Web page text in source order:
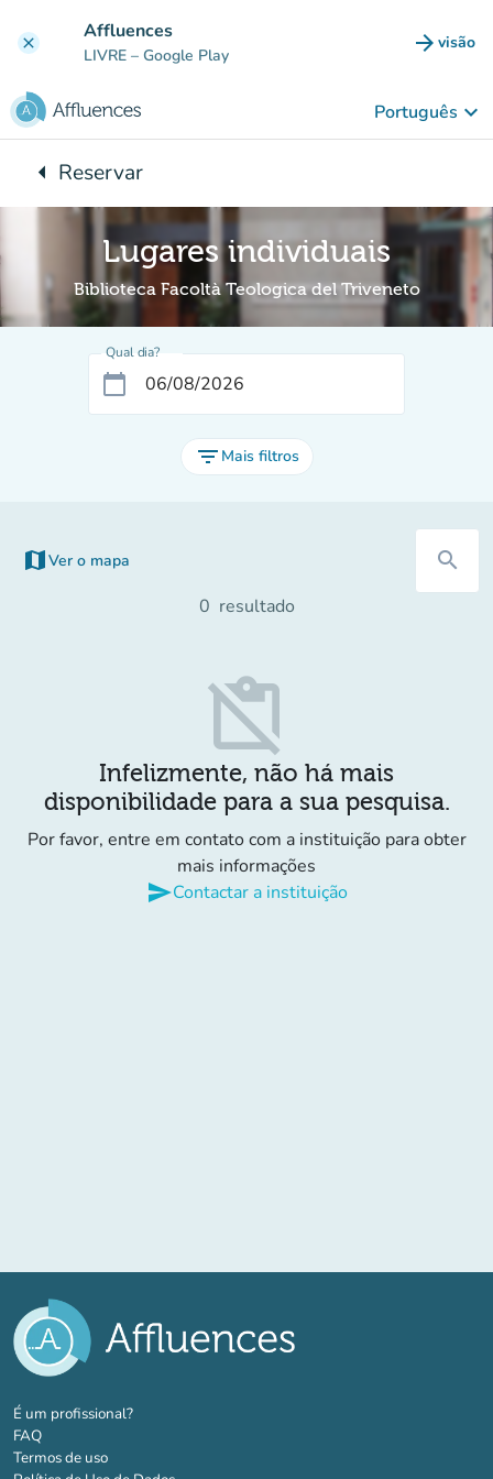
clear Affluences
LIVRE – Google Play arrow_forward visão
(novo
Português keyboard_arrow_down
arrow_leftVoltar para:
Reservar
Lugares individuais
Biblioteca Facoltà Teologica del Triveneto
Qual dia?
calendar_today
filter_list Mais filtros
map Ver o mapa search
0 resultado
content_paste_off
Infelizmente, não há mais
disponibilidade para a sua pesquisa.
Por favor, entre em contato com a instituição para obter
mais informações
sendContactar a instituição
É um profissional?(novo separador)
FAQ
Termos de uso